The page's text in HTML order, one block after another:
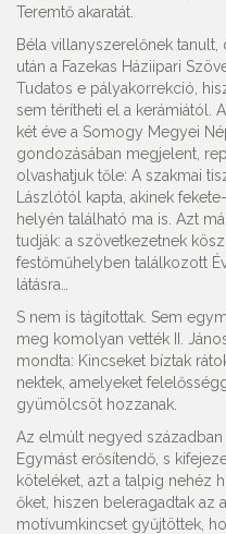
Teremtő akaratát.
Béla villanyszerelőnek
után a Fazekas Háziipari
Tudatos e pályakorrekció,
sem térítheti el a kerámiától.
két éve a Somogy Megyei
gondozásában megjelent,
olvashatjuk tőle: A szakmai
Lászlótól kapta, akinek
helyén található ma is. Azt
tudják: a szövetkezetnek
festőműhelyben találkozott
látásra…
S nem is tágítottak. Sem
meg komolyan vették II.
mondta: Kincseket bíztak
nektek, amelyeket
gyümölcsöt hozzanak.
Az elmúlt negyed században
Egymást erősítendő, s
köteléket, azt a talpig nehéz
őket, hiszen beleragadtak az
motívumkincset gyűjtöttek,